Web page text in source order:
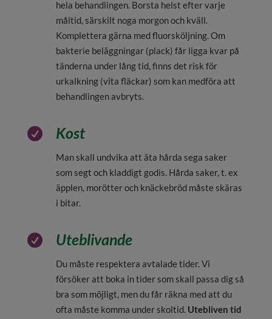
hela behandlingen. Borsta helst efter varje
måltid, särskilt noga morgon och kväll.
Komplettera gärna med fluorsköljning. Om
bakterie beläggningar (plack) får ligga kvar på
tänderna under lång tid, finns det risk för
urkalkning (vita fläckar) som kan medföra att
behandlingen avbryts.
 Kost
Man skall undvika att äta hårda sega saker
som segt och kladdigt godis. Hårda saker, t. ex
äpplen, morötter och knäckebröd måste skäras
i bitar.
 Uteblivande
Du måste respektera avtalade tider. Vi
försöker att boka in tider som skall passa dig så
bra som möjligt, men du får räkna med att du
ofta måste komma under skoltid. Utebliven tid